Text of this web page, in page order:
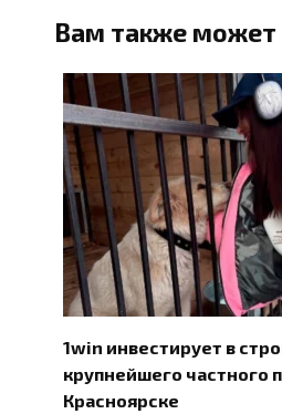
Вам также может
1win инвестирует в
крупнейшего частного
Красноярске